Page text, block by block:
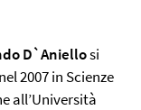
D`Aniellosi
2007 in Scienze
all’Università